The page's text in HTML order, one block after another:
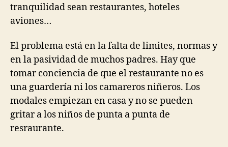
tranquilidad sean restaurantes, hoteles
aviones…
El problema está en la falta de limites, normas y
en la pasividad de muchos padres. Hay que
tomar conciencia de que el restaurante no es
una guardería ni los camareros niñeros. Los
modales empiezan en casa y no se pueden
gritar a los niños de punta a punta de
resraurante.